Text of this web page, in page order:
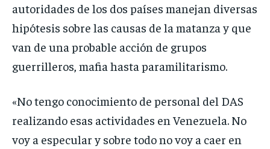
autoridades de los dos países manejan diversas
hipótesis sobre las causas de la matanza y que
van de una probable acción de grupos
guerrilleros, mafia hasta paramilitarismo.
«No tengo conocimiento de personal del DAS
realizando esas actividades en Venezuela. No
voy a especular y sobre todo no voy a caer en